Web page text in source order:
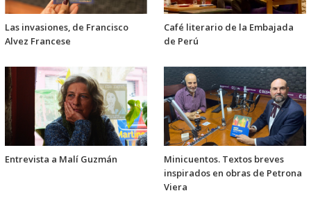
Las invasiones, de Francisco
Alvez Francese
Café literario de la Embajada
de Perú
Entrevista a Malí Guzmán
Minicuentos. Textos breves
inspirados en obras de Petrona
Viera